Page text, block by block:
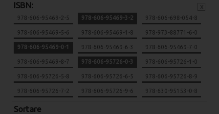
ISBN:
978-606-95469-2-5 978-606-95469-3-2 978-606-698-054-8
978-606-95469-5-6 978-606-95469-1-8 978-973-88771-6-0
978-606-95469-0-1 978-606-95469-6-3 978-606-95469-7-0
978-606-95469-8-7 978-606-95726-0-3 978-606-95726-1-0
978-606-95726-5-8 978-606-95726-6-5 978-606-95726-8-9
978-606-95726-7-2 978-606-95726-9-6 978-630-95153-0-8
Sortare